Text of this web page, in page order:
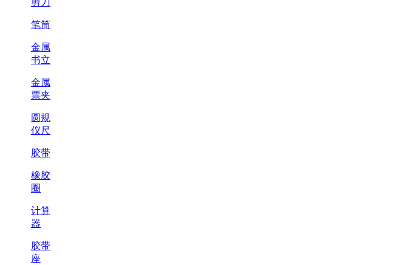
剪刀
笔筒
金属
书立
金属
票夹
圆规
仪尺
胶带
橡胶
圈
计算
器
胶带
座